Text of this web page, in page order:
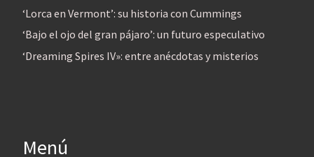
‘Lorca en Vermont’: su historia con Cummings
‘Bajo el ojo del gran pájaro’: un futuro especulativo
‘Dreaming Spires IV»: entre anécdotas y misterios
Menú